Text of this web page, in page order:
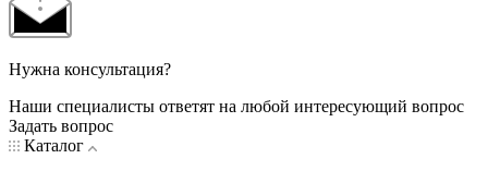
Нужна консультация?
Наши специалисты ответят на любой интересующий вопрос
Задать вопрос
Каталог